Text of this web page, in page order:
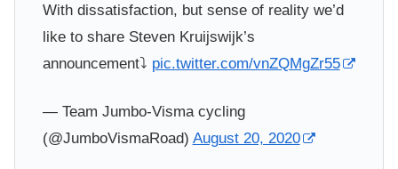
With dissatisfaction, but sense of reality we’d
like to share Steven Kruijswijk’s
announcement⤵️ pic.twitter.com/vnZQMgZr55
— Team Jumbo-Visma cycling
(@JumboVismaRoad) August 20, 2020